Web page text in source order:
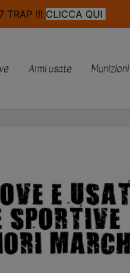
TRAP !!! CLICCA QUI
Armi usate Munizioni